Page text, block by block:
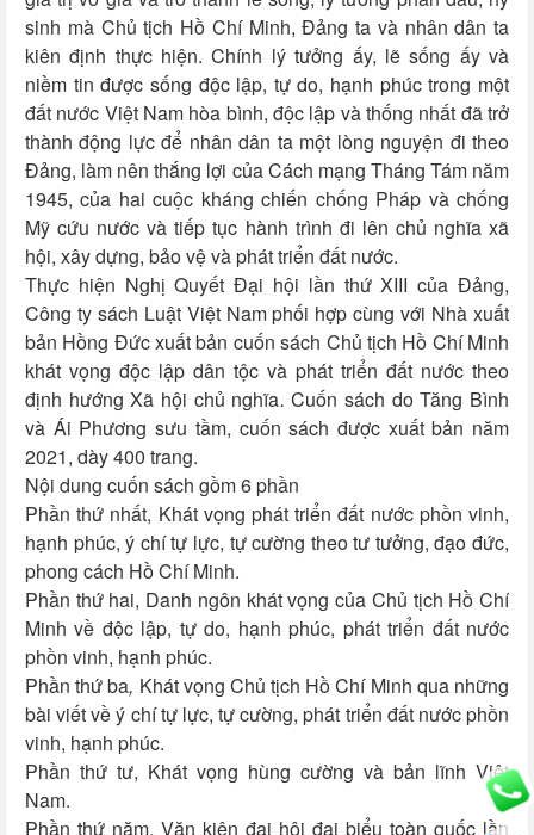
sinh mà Chủ tịch Hồ Chí Minh, Đảng ta và nhân dân ta
kiên định thực hiện. Chính lý tưởng ấy, lẽ sống ấy và
niềm tin được sống độc lập, tự do, hạnh phúc trong một
đất nước Việt Nam hòa bình, độc lập và thống nhất đã trở
thành động lực để nhân dân ta một lòng nguyện đi theo
Đảng, làm nên thắng lợi của Cách mạng Tháng Tám năm
1945, của hai cuộc kháng chiến chống Pháp và chống
Mỹ cứu nước và tiếp tục hành trình đi lên chủ nghĩa xã
hội, xây dựng, bảo vệ và phát triển đất nước.
Thực hiện Nghị Quyết Đại hội lần thứ XIII của Đảng,
Công ty sách Luật Việt Nam phối hợp cùng với Nhà xuất
bản Hồng Đức xuất bản cuốn sách Chủ tịch Hồ Chí Minh
khát vọng độc lập dân tộc và phát triển đất nước theo
định hướng Xã hội chủ nghĩa. Cuốn sách do Tăng Bình
và Ái Phương sưu tầm, cuốn sách được xuất bản năm
2021, dày 400 trang.
Nội dung cuốn sách gồm 6 phần
Phần thứ nhất, Khát vọng phát triển đất nước phồn vinh,
hạnh phúc, ý chí tự lực, tự cường theo tư tưởng, đạo đức,
phong cách Hồ Chí Minh.
Phần thứ hai, Danh ngôn khát vọng của Chủ tịch Hồ Chí
Minh về độc lập, tự do, hạnh phúc, phát triển đất nước
phồn vinh, hạnh phúc.
Phần thứ ba, Khát vọng Chủ tịch Hồ Chí Minh qua những
bài viết về ý chí tự lực, tự cường, phát triển đất nước phồn
vinh, hạnh phúc.
Phần thứ tư, Khát vọng hùng cường và bản lĩnh Việt
Nam.
Phần thứ năm, Văn kiện đại hội đại biểu toàn quốc lần